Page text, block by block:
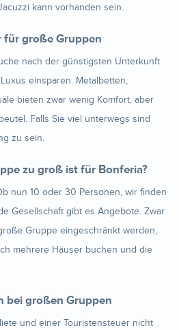
kann vorhanden sein.
für große Gruppen
nach der günstigsten Unterkunft
einsparen. Metalbetten,
bieten zwar wenig Komfort, aber
Falls Sie viel unterwegs sind
zu sein.
zu groß ist für Bonferia?
nun 10 oder 30 Personen, wir finden
Gesellschaft gibt es Angebote. Zwar
Gruppe eingeschränkt werden,
mehrere Häuser buchen und die
bei großen Gruppen
und einer Touristensteuer nicht